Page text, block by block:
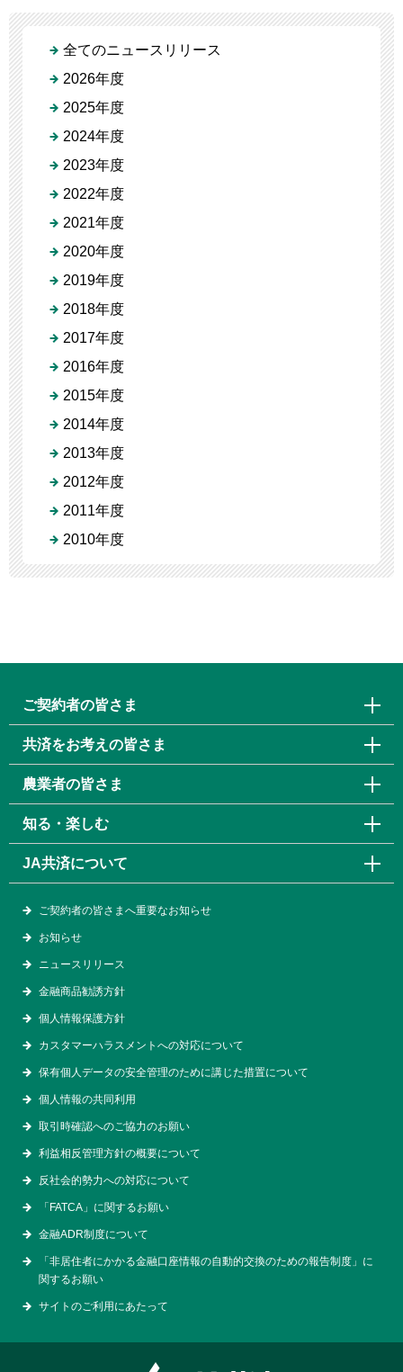
全てのニュースリリース
2026年度
2025年度
2024年度
2023年度
2022年度
2021年度
2020年度
2019年度
2018年度
2017年度
2016年度
2015年度
2014年度
2013年度
2012年度
2011年度
2010年度
ご契約者の皆さま
共済をお考えの皆さま
農業者の皆さま
知る・楽しむ
JA共済について
ご契約者の皆さまへ重要なお知らせ
お知らせ
ニュースリリース
金融商品勧誘方針
個人情報保護方針
カスタマーハラスメントへの対応について
保有個人データの安全管理のために講じた措置について
個人情報の共同利用
取引時確認へのご協力のお願い
利益相反管理方針の概要について
反社会的勢力への対応について
「FATCA」に関するお願い
金融ADR制度について
「非居住者にかかる金融口座情報の自動的交換のための報告制度」に
関するお願い
サイトのご利用にあたって